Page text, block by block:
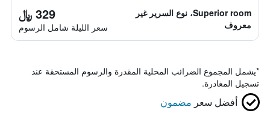
Superior room، نوع السرير غير
معروف
329 ﷼
سعر الليلة شامل الرسوم
*يشمل المجموع الضرائب المحلية المقدرة والرسوم المستحقة عند
تسجيل المغادرة.
أفضل سعر مضمون